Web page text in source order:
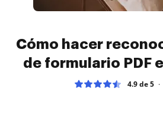
Cómo hacer
de formulario PDF
4.9 de 5